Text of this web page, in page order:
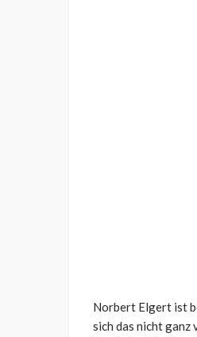
Norbert Elgert ist
sich das nicht ganz